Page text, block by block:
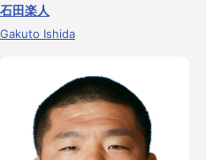
石田楽人
Gakuto Ishida